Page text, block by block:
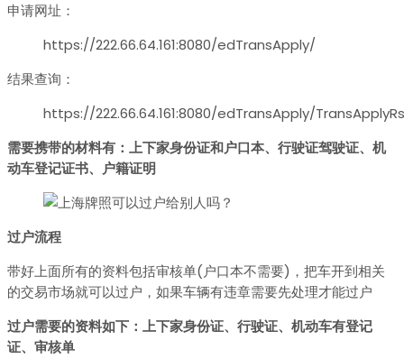
申请网址：
https://222.66.64.161:8080/edTransApply/
结果查询：
https://222.66.64.161:8080/edTransApply/
需要携带的材料有：上下家身份证和户口本、行驶证驾驶证、机
动车登记证书、户籍证明
过户流程
带好上面所有的资料包括审核单(户口本不需要)，把车开到相关
的交易市场就可以过户，如果车辆有违章需要先处理才能过户
过户需要的资料如下：上下家身份证、行驶证、机动车有登记
证、审核单